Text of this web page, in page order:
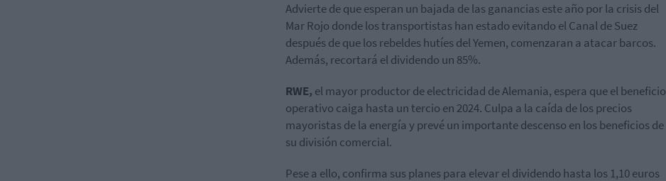
Advierte de que esperan un bajada de las ganancias este año por la crisis del
Mar Rojo donde los transportistas han estado evitando el Canal de Suez
después de que los rebeldes hutíes del Yemen, comenzaran a atacar barcos.
Además, recortará el dividendo un 85%.
RWE, el mayor productor de electricidad de Alemania, espera que el beneficio
operativo caiga hasta un tercio en 2024. Culpa a la caída de los precios
mayoristas de la energía y prevé un importante descenso en los beneficios de
su división comercial.
Pese a ello, confirma sus planes para elevar el dividendo hasta los 1,10 euros